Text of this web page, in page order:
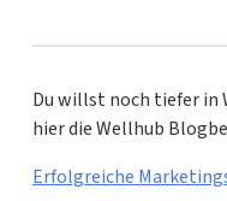
Du willst noch tiefer in
hier die Wellhub
Erfolgreiche